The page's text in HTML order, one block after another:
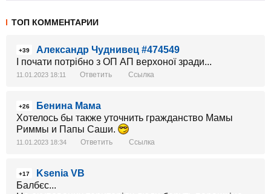
ТОП КОММЕНТАРИИ
+39
Александр Чуднивец #474549
І почати потрібно з ОП АП верхоної зради...
11.01.2023 18:11 Ответить Ссылка
+26
Бенина Мама
Хотелось бы также уточнить гражданство Мамы
Риммы и Папы Саши.
11.01.2023 18:34 Ответить Ссылка
+17
Ksenia VB
Балбєс...